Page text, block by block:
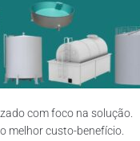
com foco na solução.
melhor custo-benefício.